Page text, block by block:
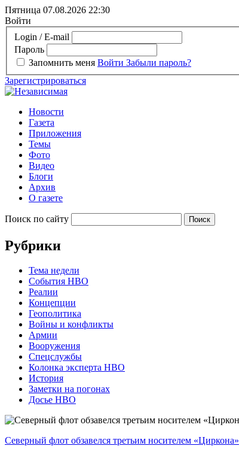
Пятница 07.08.2026 22:30
Войти
Login / E-mail
Пароль
Запомнить меня Войти Забыли пароль?
Зарегистрироваться
Новости
Газета
Приложения
Темы
Фото
Видео
Блоги
Архив
О газете
Поиск по сайту
Рубрики
Тема недели
События НВО
Реалии
Концепции
Геополитика
Войны и конфликты
Армии
Вооружения
Спецслужбы
Колонка эксперта НВО
История
Заметки на погонах
Досье НВО
Северный флот обзавелся третьим носителем «Циркона»